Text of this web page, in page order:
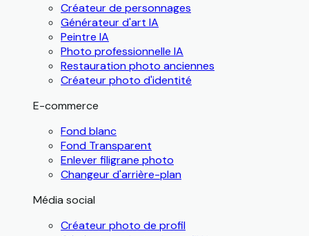
Créateur de personnages
Générateur d'art IA
Peintre IA
Photo professionnelle IA
Restauration photo anciennes
Créateur photo d'identité
E-commerce
Fond blanc
Fond Transparent
Enlever filigrane photo
Changeur d'arrière-plan
Média social
Créateur photo de profil